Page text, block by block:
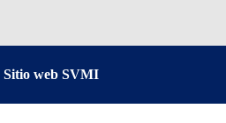
Sitio web SVMI